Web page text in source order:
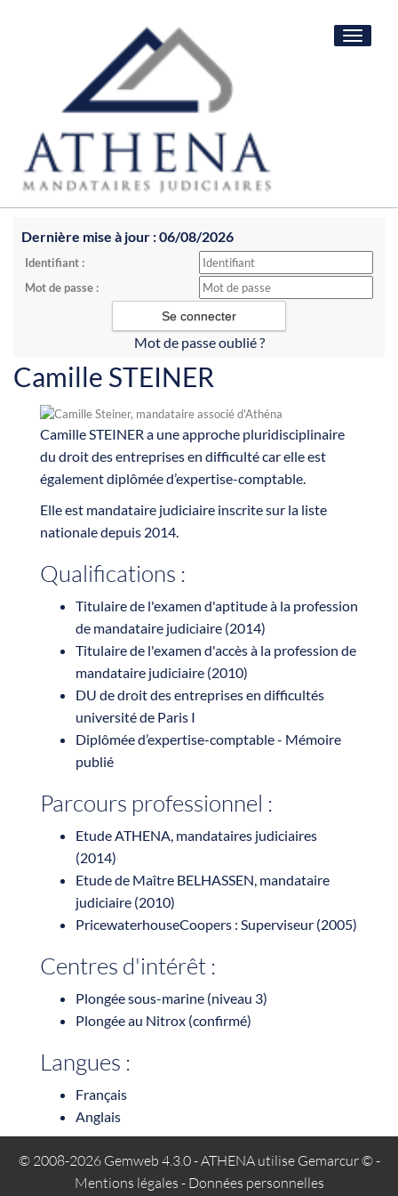
Toggle
Dernière mise à jour : 06/08/2026
Identifiant :
Mot de passe :
Mot de passe oublié ?
Camille STEINER
Camille STEINER a une approche pluridisciplinaire
du droit des entreprises en difficulté car elle est
également diplômée d’expertise-comptable.
Elle est mandataire judiciaire inscrite sur la liste
nationale depuis 2014.
Qualifications :
Titulaire de l'examen d'aptitude à la profession
de mandataire judiciaire (2014)
Titulaire de l'examen d'accès à la profession de
mandataire judiciaire (2010)
DU de droit des entreprises en difficultés
université de Paris I
Diplômée d’expertise-comptable - Mémoire
publié
Parcours professionnel :
Etude ATHENA, mandataires judiciaires
(2014)
Etude de Maître BELHASSEN, mandataire
judiciaire (2010)
PricewaterhouseCoopers : Superviseur (2005)
Centres d'intérêt :
Plongée sous-marine (niveau 3)
Plongée au Nitrox (confirmé)
Langues :
Français
Anglais
© 2008-2026 Gemweb 4.3.0- ATHENA utilise Gemarcur ©-
Mentions légales - Données personnelles